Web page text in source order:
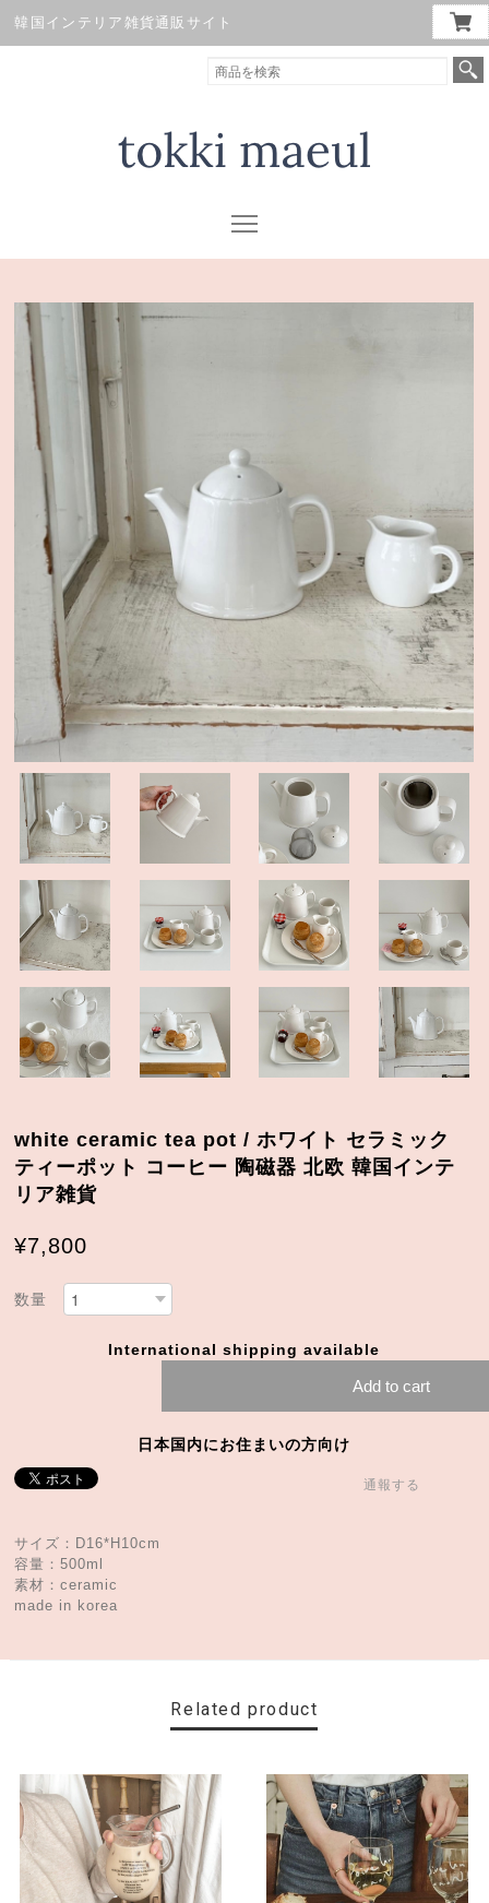
韓国インテリア雑貨通販サイト
white ceramic tea pot / ホワイト セラミック
ティーポット コーヒー 陶磁器 北欧 韓国インテ
リア雑貨
¥7,800
数量
International shipping available
Add to cart
日本国内にお住まいの方向け
通報する
サイズ：D16*H10cm
容量：500ml
素材：ceramic
made in korea
Related product